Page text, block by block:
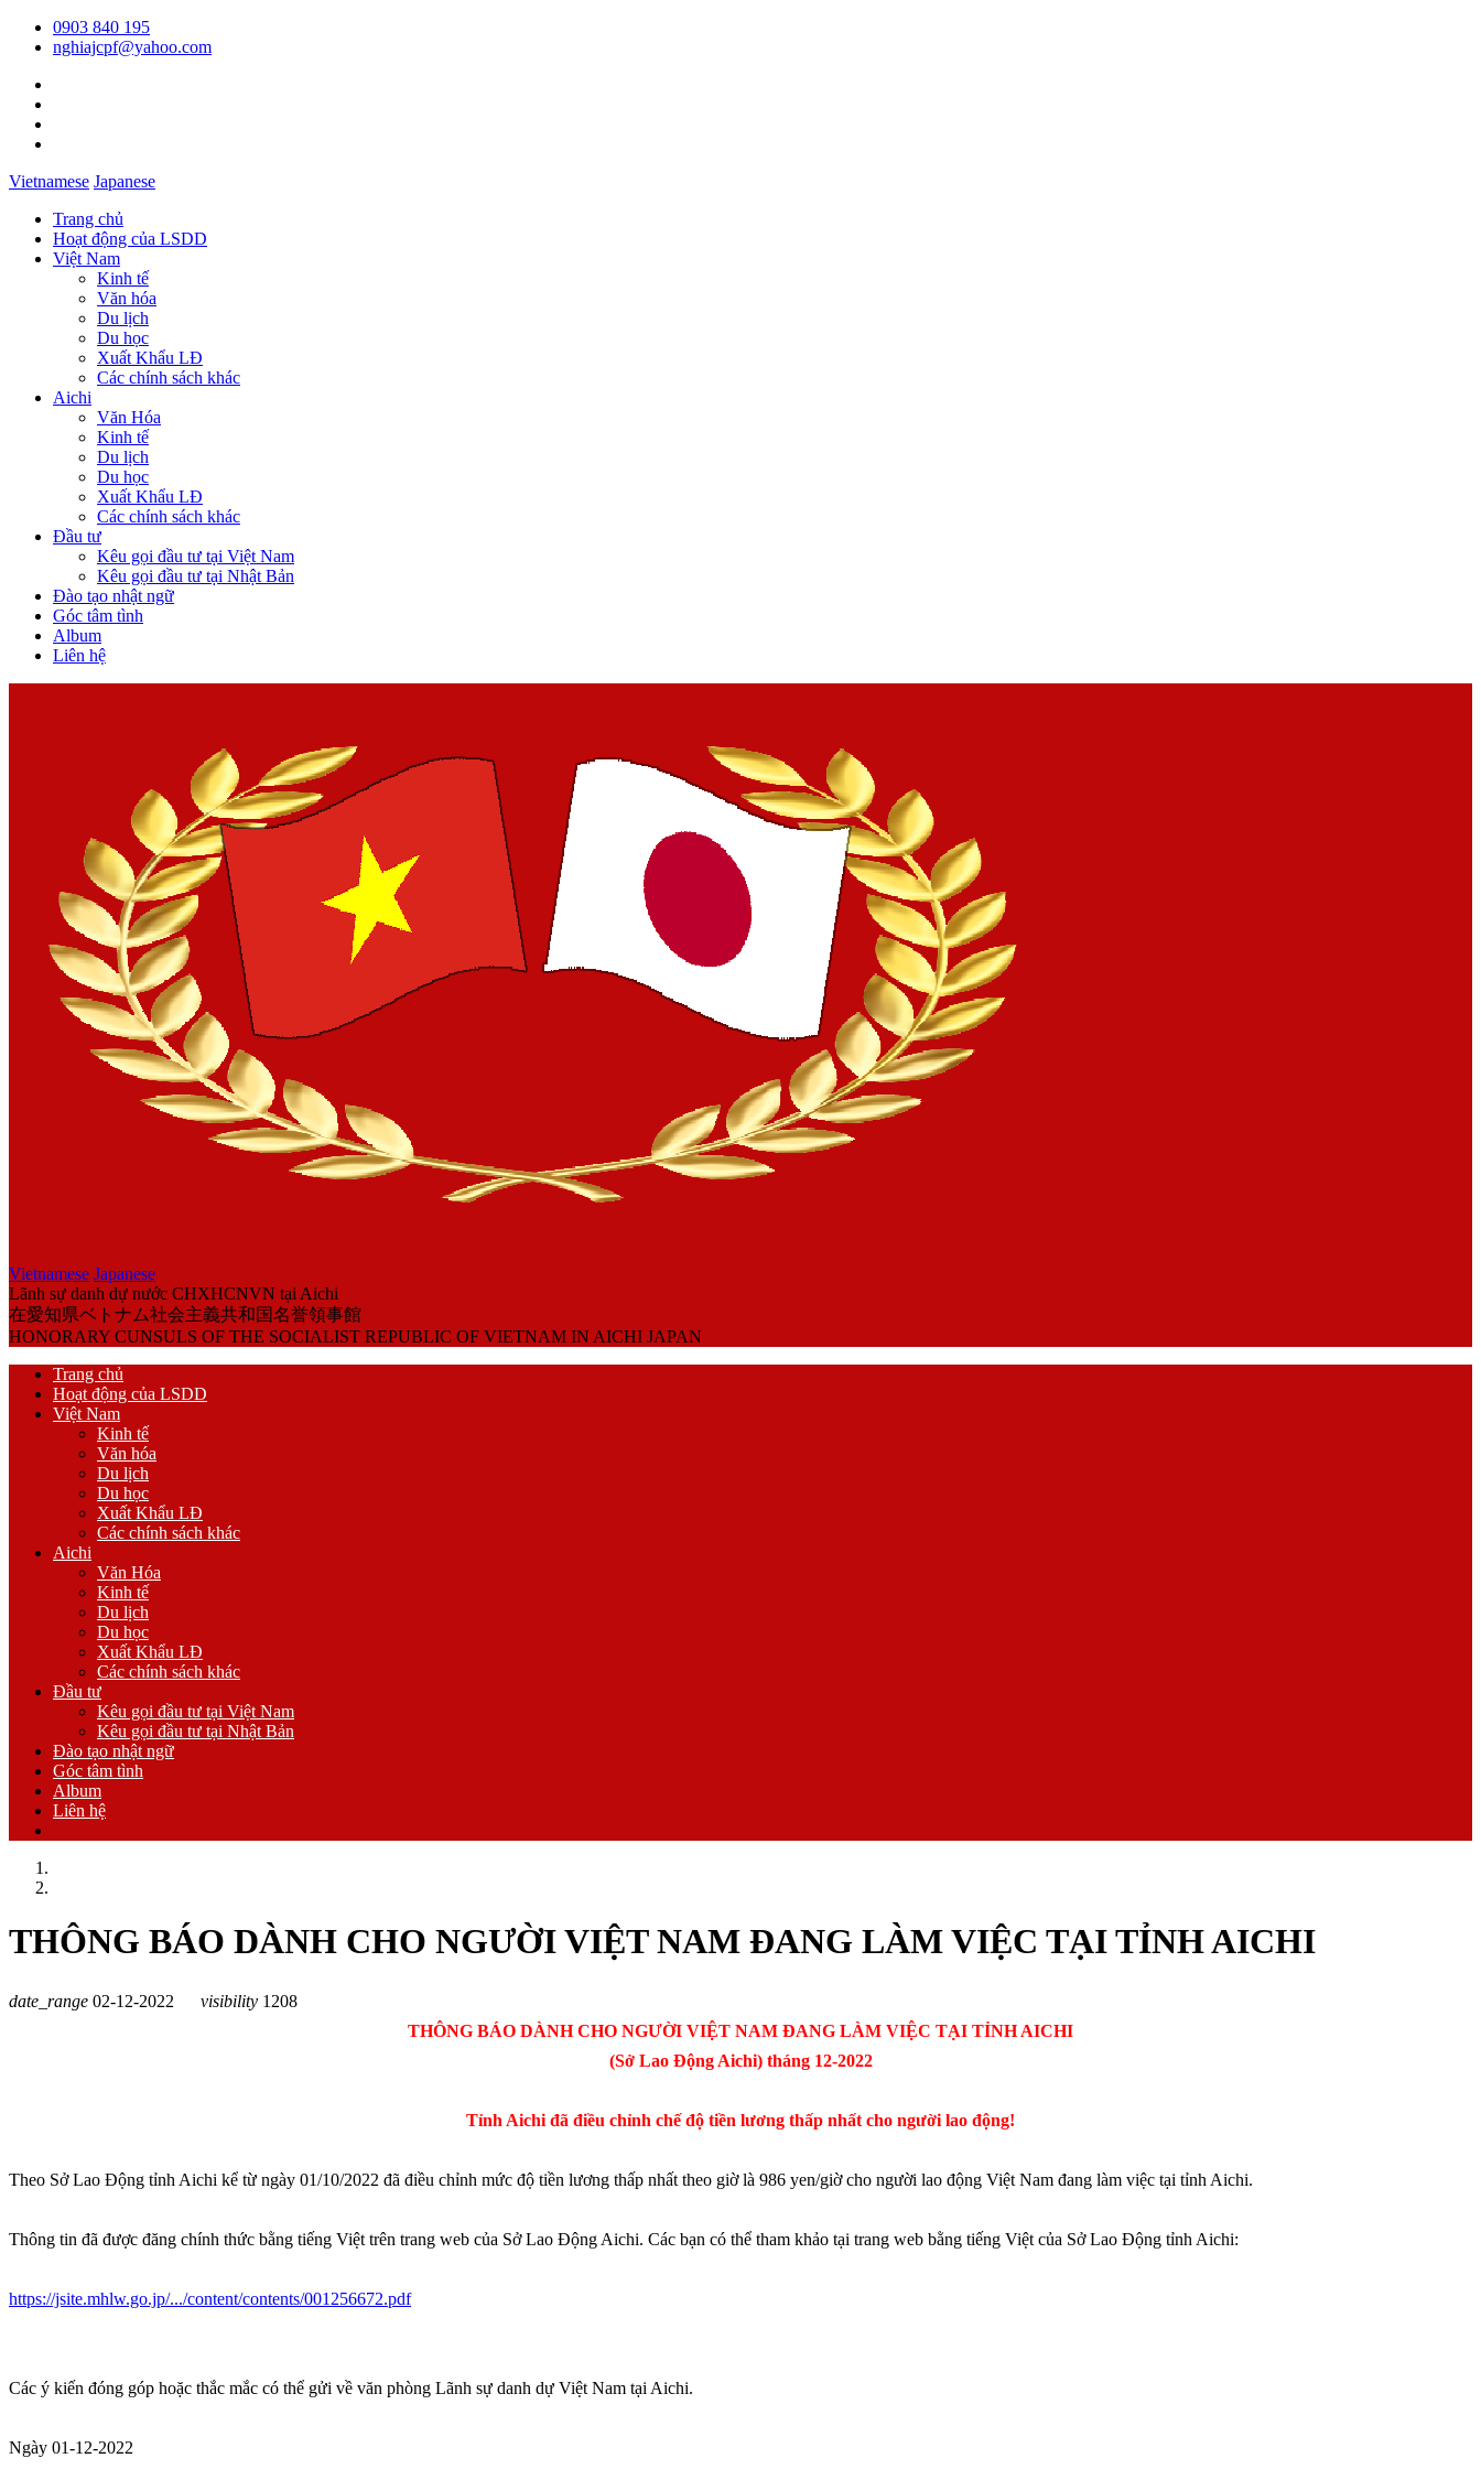
0903 840 195
nghiajcpf@yahoo.com
Vietnamese Japanese
Trang chủ
Hoạt động của LSDD
Việt Nam
Kinh tế
Văn hóa
Du lịch
Du học
Xuất Khẩu LĐ
Các chính sách khác
Aichi
Văn Hóa
Kinh tế
Du lịch
Du học
Xuất Khẩu LĐ
Các chính sách khác
Đầu tư
Kêu gọi đầu tư tại Việt Nam
Kêu gọi đầu tư tại Nhật Bản
Đào tạo nhật ngữ
Góc tâm tình
Album
Liên hệ
Vietnamese Japanese
Lãnh sự danh dự nước CHXHCNVN tại Aichi
在愛知県ベトナム社会主義共和国名誉領事館
HONORARY CUNSULS OF THE SOCIALIST REPUBLIC OF VIETNAM IN AICHI JAPAN
Trang chủ
Hoạt động của LSDD
Việt Nam
Kinh tế
Văn hóa
Du lịch
Du học
Xuất Khẩu LĐ
Các chính sách khác
Aichi
Văn Hóa
Kinh tế
Du lịch
Du học
Xuất Khẩu LĐ
Các chính sách khác
Đầu tư
Kêu gọi đầu tư tại Việt Nam
Kêu gọi đầu tư tại Nhật Bản
Đào tạo nhật ngữ
Góc tâm tình
Album
Liên hệ
THÔNG BÁO DÀNH CHO NGƯỜI VIỆT NAM ĐANG LÀM VIỆC TẠI TỈNH AICHI
date_range 02-12-2022 visibility 1208
THÔNG BÁO DÀNH CHO NGƯỜI VIỆT NAM ĐANG LÀM VIỆC TẠI TỈNH AICHI
(Sở Lao Động Aichi) tháng 12-2022
Tỉnh Aichi đã điều chỉnh chế độ tiền lương thấp nhất cho người lao động!
Theo Sở Lao Động tỉnh Aichi kể từ ngày 01/10/2022 đã điều chỉnh mức độ tiền lương thấp nhất theo giờ là 986 yen/giờ cho người lao động Việt Nam đang làm việc tại tỉnh Aichi.
Thông tin đã được đăng chính thức bằng tiếng Việt trên trang web của Sở Lao Động Aichi. Các bạn có thể tham khảo tại trang web bằng tiếng Việt của Sở Lao Động tỉnh Aichi:
https://jsite.mhlw.go.jp/.../content/contents/001256672.pdf
Các ý kiến đóng góp hoặc thắc mắc có thể gửi về văn phòng Lãnh sự danh dự Việt Nam tại Aichi.
Ngày 01-12-2022